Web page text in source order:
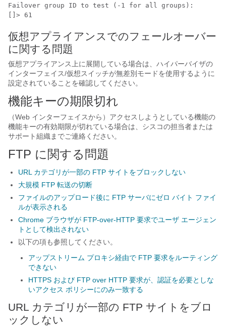
Failover group ID to test (-1 for all groups):
[]> 61
仮想アプライアンスでのフェールオーバー
に関する問題
仮想アプライアンス上に展開している場合は、ハイパーバイザの
インターフェイス/仮想スイッチが無差別モードを使用するように
設定されていることを確認してください。
機能キーの期限切れ
（Web インターフェイスから）アクセスしようとしている機能の
機能キーの有効期限が切れている場合は、シスコの担当者または
サポート組織までご連絡ください。
FTP に関する問題
URL カテゴリが一部の FTP サイトをブロックしない
大規模 FTP 転送の切断
ファイルのアップロード後に FTP サーバにゼロ バイト ファイ
ルが表示される
Chrome ブラウザが FTP-over-HTTP 要求でユーザ エージェン
トとして検出されない
以下の項も参照してください。
アップストリーム プロキシ経由で FTP 要求をルーティング
できない
HTTPS および FTP over HTTP 要求が、認証を必要としな
いアクセス ポリシーにのみ一致する
URL カテゴリが一部の FTP サイトをブロ
ックしない